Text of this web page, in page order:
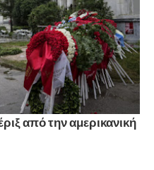
από την αμερικανική